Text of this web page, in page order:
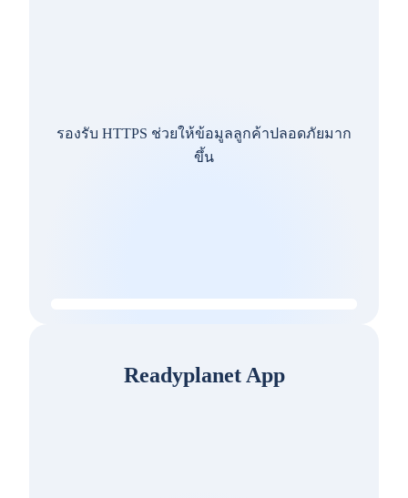
รองรับ HTTPS ช่วยให้ข้อมูลลูกค้าปลอดภัยมาก
ขึ้น
Readyplanet App